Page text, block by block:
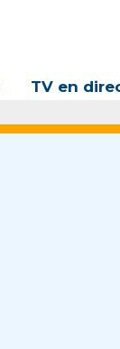
TV en